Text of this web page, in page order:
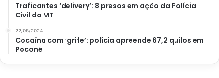
Traficantes ‘delivery’: 8 presos em ação da Polícia
Civil do MT
22/08/2024
Cocaína com ‘grife’: polícia apreende 67,2 quilos em
Poconé